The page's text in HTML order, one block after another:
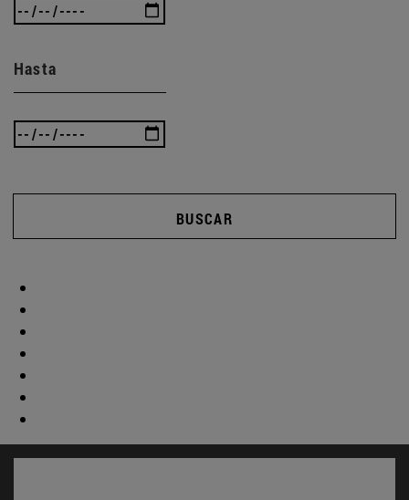
Hasta
BUSCAR